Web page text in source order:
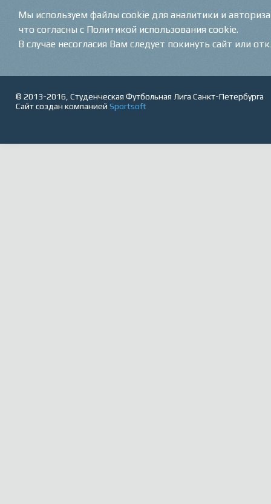
© 2013-2016, Студенческая Футбольная Лига Санкт-Петербурга
Сайт создан компанией Sportsoft
Мы используем файлы cookie для аналитики и
что согласны с Политикой использования cookie.
В случае несогласия Вам следует покинуть сайт или